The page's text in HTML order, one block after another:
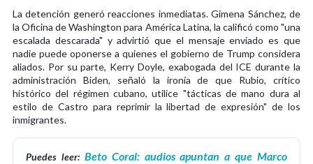
La detención generó reacciones inmediatas. Gimena Sánchez, de
la Oficina de Washington para América Latina, la calificó como "una
escalada descarada" y advirtió que el mensaje enviado es que
nadie puede oponerse a quienes el gobierno de Trump considera
aliados. Por su parte, Kerry Doyle, exabogada del ICE durante la
administración Biden, señaló la ironía de que Rubio, crítico
histórico del régimen cubano, utilice "tácticas de mano dura al
estilo de Castro para reprimir la libertad de expresión" de los
inmigrantes.
Puedes leer: Beto Coral: audios apuntan a que Marco